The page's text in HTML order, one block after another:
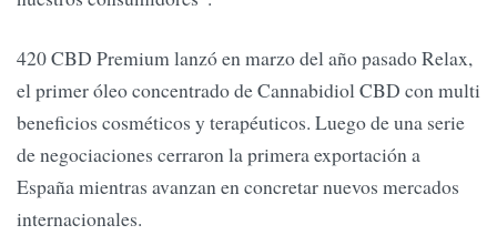
420 CBD Premium lanzó en marzo del año pasado Relax,
el primer óleo concentrado de Cannabidiol CBD con multi
beneficios cosméticos y terapéuticos. Luego de una serie
de negociaciones cerraron la primera exportación a
España mientras avanzan en concretar nuevos mercados
internacionales.